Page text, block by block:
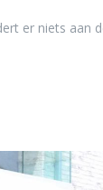
er niets aan